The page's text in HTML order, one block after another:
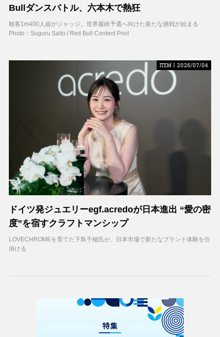
Bullダンスバトル、六本木で熱狂
観客1m400人超がジャッジ。世界最終予選へ向けた新たな挑戦が始まる
Photo：Suguru Saito / Red Bull Content Pool
ITEM | 2026/07/04
ドイツ発ジュエリーegf.acredoが日本進出 “愛の密
度”を宿すクラフトマンシップ
LOVECHROMEを育てた下島千穂氏が、日本市場で新たなブランド体験を仕
掛ける